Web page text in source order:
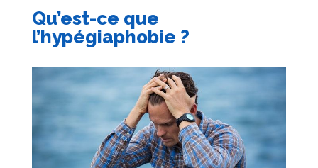
Qu’est-ce que
l’hypégiaphobie ?